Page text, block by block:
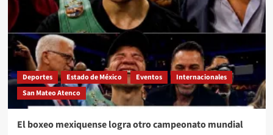
Deportes Estado de México Eventos
Internacionales
San Mateo Atenco
El boxeo mexiquense logra otro campeonato mundial